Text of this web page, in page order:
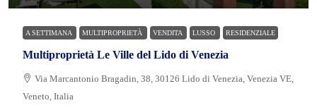
A SETTIMANA MULTIPROPRIETÀ VENDITA LUSSO RESIDENZIALE
Multiproprietà Le Ville del Lido di Venezia
Via Marcantonio Bragadin, 38, 30126 Lido di Venezia, Venezia VE,
Veneto, Italia